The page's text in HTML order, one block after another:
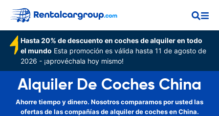
Hasta 20% de descuento en coches de alquiler en todo
el mundo Esta promoción es válida hasta 11 de agosto de
2026 - ¡aprovéchala hoy mismo!
Alquiler De Coches China
Ahorre tiempo y dinero. Nosotros comparamos por usted las
ofertas de las compañías de alquiler de coches en China.